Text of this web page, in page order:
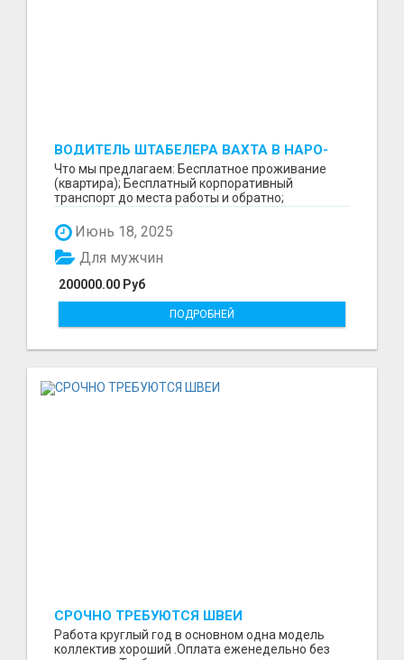
ВОДИТЕЛЬ ШТАБЕЛЕРА ВАХТА В НАРО-
ФОМИНСКЕ
Что мы предлагаем: Бесплатное проживание
(квартира); Бесплатный корпоративный
транспорт до места работы и обратно;
Июнь 18, 2025
200000.00 Руб
Для мужчин
ПОДРОБНЕЙ
СРОЧНО ТРЕБУЮТСЯ ШВЕИ
Работа круглый год в основном одна модель
коллектив хороший .Оплата еженедельно без